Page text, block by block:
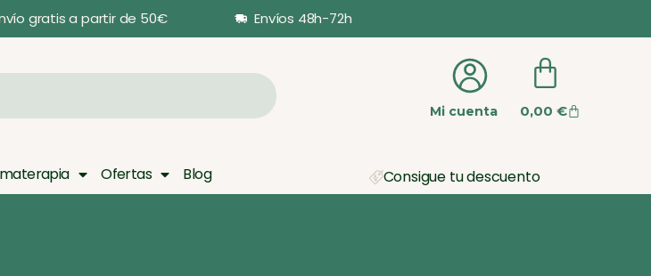
gratis a partir de 50€ Envíos 48h-72h
Mi cuenta 0,00 €
Ofertas Blog Consigue tu descuento